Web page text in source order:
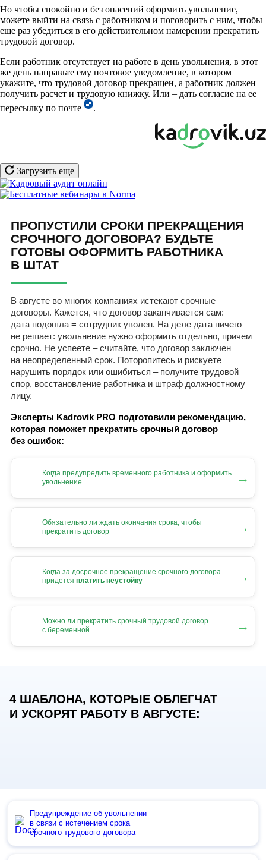
Но чтобы спокойно и без опасений оформить увольнение,
можете выйти на связь с работником и поговорить с ним, чтобы
еще раз убедиться в его действительном намерении прекратить
трудовой договор.
Если работник отсутствует на работе в день увольнения, в этот
же день направьте ему почтовое уведомление, в котором
укажите, что трудовой договор прекращен, а работник должен
получить расчет и трудовую книжку. Или – дать согласие на ее
пересылку по почте
.
Загрузить еще
ПРОПУСТИЛИ СРОКИ ПРЕКРАЩЕНИЯ
СРОЧНОГО ДОГОВОРА? БУДЬТЕ
ГОТОВЫ ОФОРМИТЬ РАБОТНИКА
В ШТАТ
В августе во многих компаниях истекают срочные
договоры. Кажется, что договор заканчивается сам:
дата подошла = сотрудник уволен. На деле дата ничего
не решает: увольнение нужно оформить отдельно, причем
срочно. Не успеете – считайте, что договор заключен
на неопределенный срок. Поторопитесь и рискуете
нарушить порядок или ошибиться – получите трудовой
спор, восстановление работника и штраф должностному
лицу.
Эксперты Kadrovik PRO подготовили рекомендацию,
которая поможет прекратить срочный договор
без ошибок:
Когда предупредить временного работника и оформить
увольнение
→
Обязательно ли ждать окончания срока, чтобы
прекратить договор
→
Когда за досрочное прекращение срочного договора
придется платить неустойку →
Можно ли прекратить срочный трудовой договор
с беременной
→
4 ШАБЛОНА, КОТОРЫЕ ОБЛЕГЧАТ
И УСКОРЯТ РАБОТУ В АВГУСТЕ:
Предупреждение об увольнении
в связи с истечением срока
срочного трудового договора